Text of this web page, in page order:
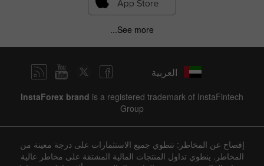
Hide chart
/
3 years
/
4 years
Actual
Forecast
Previous
|
See more...
العربية
InstaForex brand is a registered trademark of InstaFintech
Group
إفصاح عن المخاطر: تنطوي جميع الاستثمارات على درجة معينة من
المخاطر. ينطوي تداول المنتجات المالية المشتقة على مخاطر عالية